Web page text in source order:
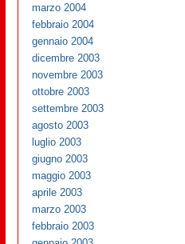
marzo 2004
febbraio 2004
gennaio 2004
dicembre 2003
novembre 2003
ottobre 2003
settembre 2003
agosto 2003
luglio 2003
giugno 2003
maggio 2003
aprile 2003
marzo 2003
febbraio 2003